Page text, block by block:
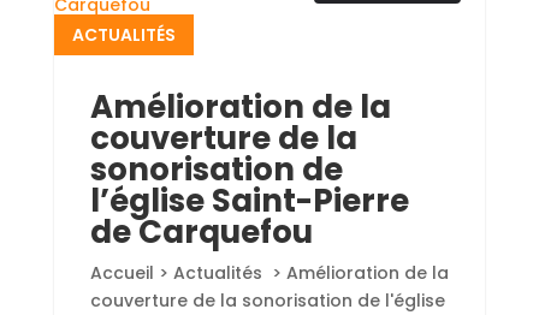
Amélioration de la
couverture de la
sonorisation de
l’église Saint-Pierre
de Carquefou
ACTUALITÉS
Accueil > Actualités > Amélioration de la
couverture de la sonorisation de l'église